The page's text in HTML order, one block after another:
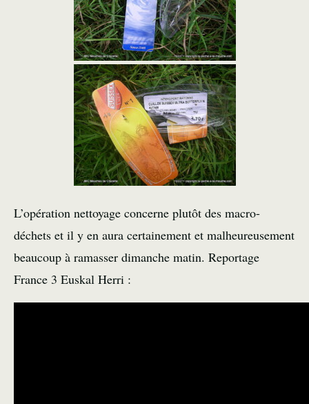
L’opération nettoyage concerne plutôt des macro-
déchets et il y en aura certainement et malheureusement
beaucoup à ramasser dimanche matin. Reportage
France 3 Euskal Herri :